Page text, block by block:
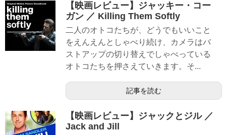
【映画レビュー】ジャッキー・コー
ガン ／ Killing Them Softly
二人のオトコたちが、どうでもいいこと
をえんえんとしゃべり続け、カメラはバ
ストアップの切り替えでしゃべっている
オトコたちを押さえていきます。そ...
記事を読む
【映画レビュー】ジャックとジル ／
Jack and Jill